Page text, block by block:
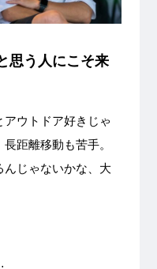
思う人にこそ来
ウトドア好きじゃ
距離移動も苦手。
んじゃないかな、大